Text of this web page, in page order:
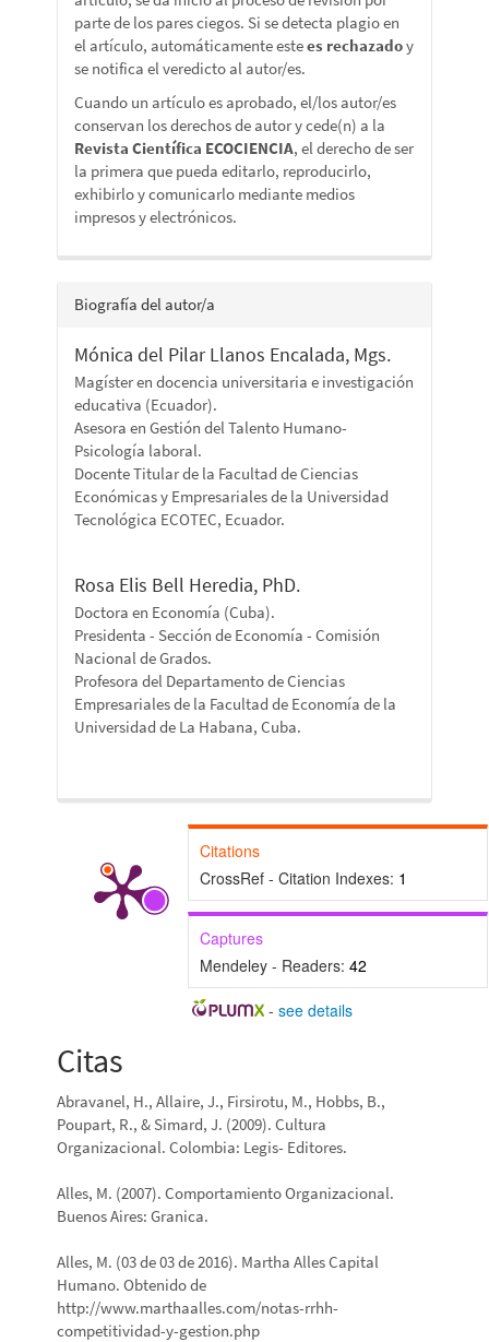
parte de los pares ciegos. Si se detecta plagio en
el artículo, automáticamente estees rechazadoy
se notifica el veredicto al autor/es.
Cuando un artículo es aprobado, el/los autor/es
conservan los derechos de autor y cede(n) a la
Revista Científica ECOCIENCIA, el derecho de ser
la primera que pueda editarlo, reproducirlo,
exhibirlo y comunicarlo mediante medios
impresos y electrónicos.
Biografía del autor/a
Mónica del Pilar Llanos Encalada, Mgs.
Magíster en docencia universitaria e investigación
educativa (Ecuador).
Asesora en Gestión del Talento Humano-
Psicología laboral.
Docente Titular de la Facultad de Ciencias
Económicas y Empresariales de la Universidad
Tecnológica ECOTEC, Ecuador.
Rosa Elis Bell Heredia, PhD.
Doctora en Economía (Cuba).
Presidenta - Sección de Economía - Comisión
Nacional de Grados.
Profesora del Departamento de Ciencias
Empresariales de la Facultad de Economía de la
Universidad de La Habana, Cuba.
Citations
CrossRef - Citation Indexes: 1
Captures
Mendeley - Readers:42
-see details
Citas
Abravanel, H., Allaire, J., Firsirotu, M., Hobbs, B.,
Poupart, R., & Simard, J. (2009). Cultura
Organizacional. Colombia: Legis- Editores.
Alles, M. (2007). Comportamiento Organizacional.
Buenos Aires: Granica.
Alles, M. (03 de 03 de 2016). Martha Alles Capital
Humano. Obtenido de
http://www.marthaalles.com/notas-rrhh-
competitividad-y-gestion.php